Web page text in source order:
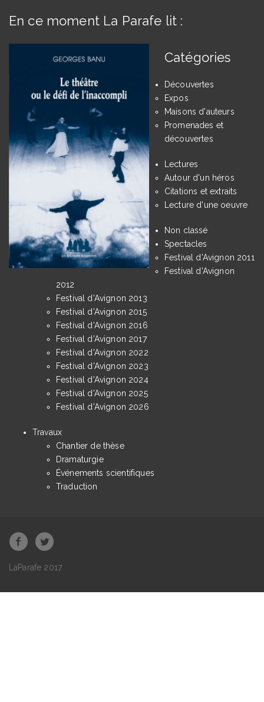
En ce moment La Parafe lit :
Catégories
Découvertes
Expos
Maisons d'auteurs
Promenades et
découvertes
Lectures
Autour d'un héros
Citations et extraits
Lecture d'une oeuvre
Non classé
Spectacles
Festival d'Avignon 2011
Festival d'Avignon
2012
Festival d'Avignon 2013
Festival d'Avignon 2015
Festival d'Avignon 2016
Festival d'Avignon 2017
Festival d'Avignon 2022
Festival d'Avignon 2023
Festival d'Avignon 2024
Festival d'Avignon 2025
Festival d'Avignon 2026
Travaux
Chantier de thèse
Dramaturgie
Événements scientifiques
Traduction
LaParafe 2017